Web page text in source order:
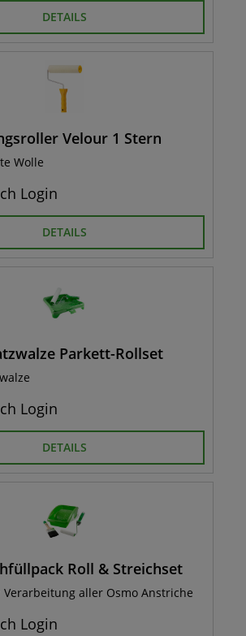
DETAILS
Velour 1 Stern
Wolle
Login
DETAILS
Parkett-Rollset
Login
DETAILS
Roll & Streichset
aller Osmo Anstriche
Login